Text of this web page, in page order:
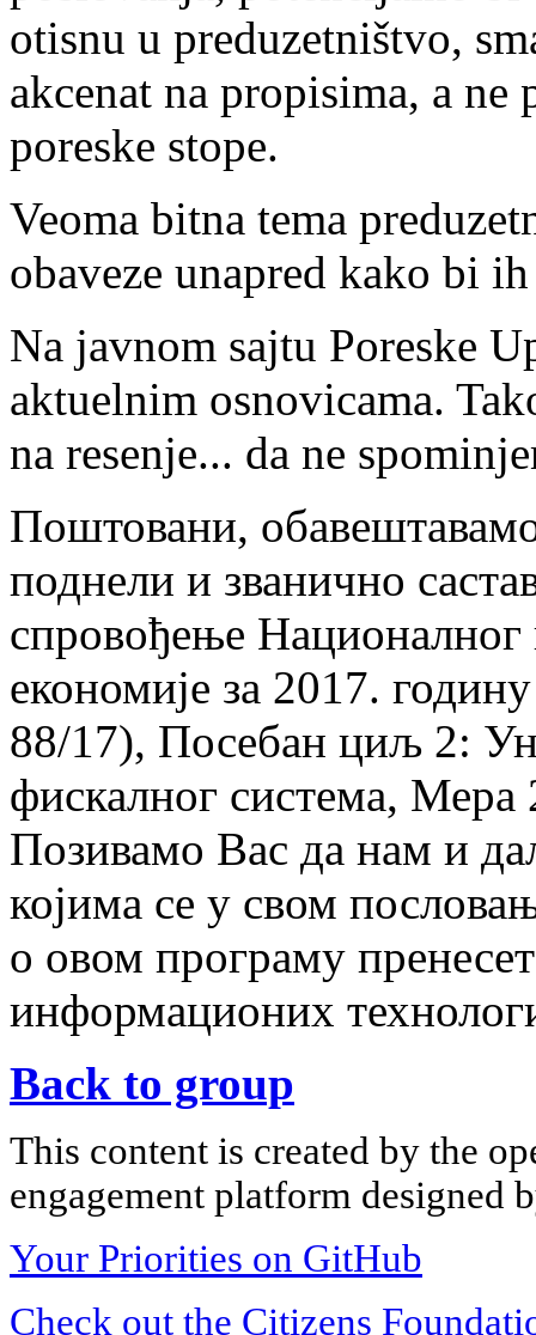
otisnu u preduzetništvo,
akcenat na propisima, a
poreske stope.
Veoma bitna tema
obaveze unapred kako bi
Na javnom sajtu Poreske
aktuelnim osnovicama.
na resenje... da ne
Поштовани,
поднели и званично
спровођење Националног
економије за 2017.
88/17), Посебан циљ 2:
фискалног система, Мера
Позивамо Вас да нам и
којима се у свом
о овом програму
информационих
Back to group
This content is created by the
engagement platform designed
Your Priorities on GitHub
Check out the Citizens